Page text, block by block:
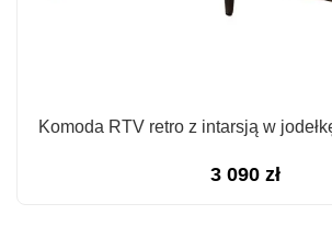
Komoda RTV retro z intarsją w
3 090 zł